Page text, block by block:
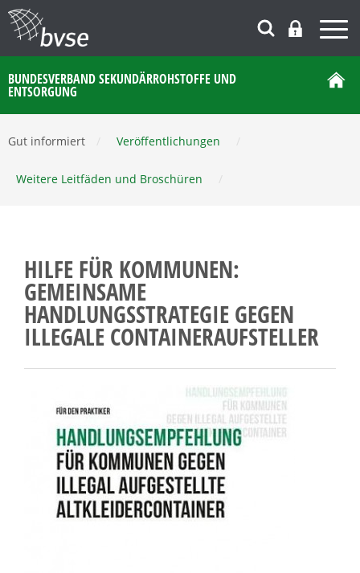
BUNDESVERBAND SEKUNDÄRROHSTOFFE UND
ENTSORGUNG
Gut informiert Veröffentlichungen
Weitere Leitfäden und Broschüren
HILFE FÜR KOMMUNEN:
GEMEINSAME
HANDLUNGSSTRATEGIE GEGEN
ILLEGALE CONTAINERAUFSTELLER